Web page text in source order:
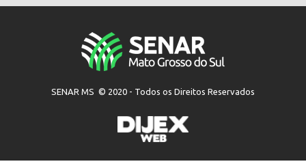
SENAR MS © 2020 - Todos os Direitos Reservados